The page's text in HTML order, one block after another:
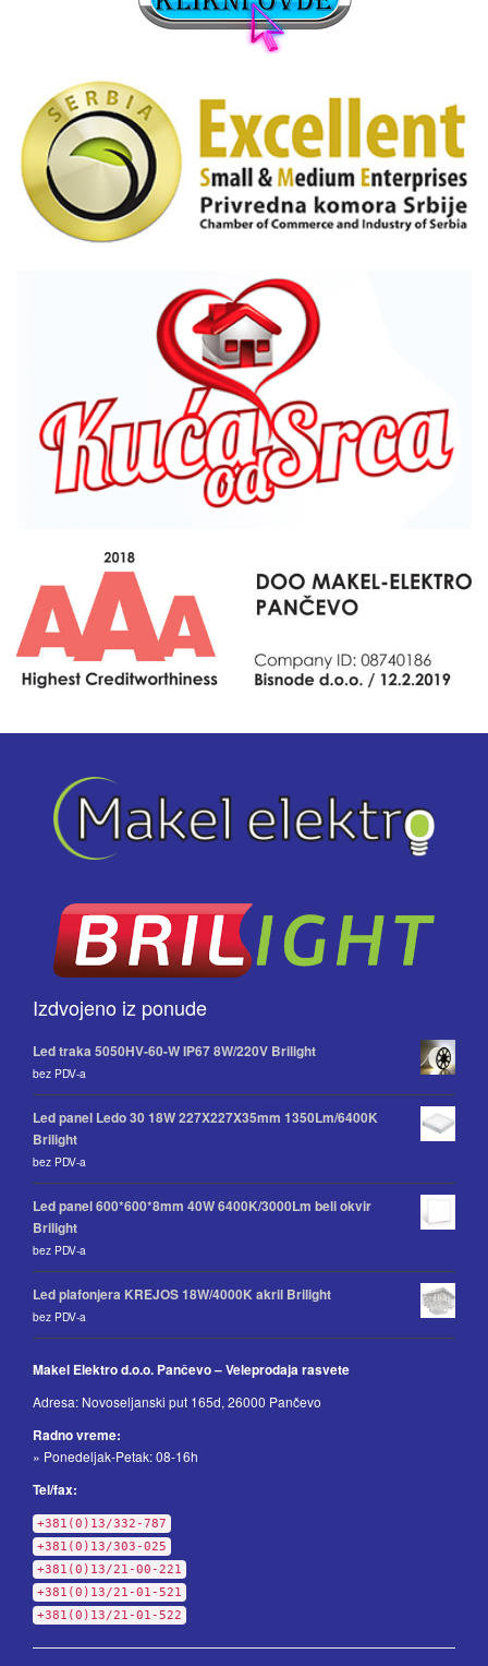
Izdvojeno iz ponude
Led traka 5050HV-60-W IP67 8W/220V Brilight
bez PDV-a
Led panel Ledo 30 18W 227X227X35mm 1350Lm/6400K
Brilight
bez PDV-a
Led panel 600*600*8mm 40W 6400K/3000Lm beli okvir
Brilight
bez PDV-a
Led plafonjera KREJOS 18W/4000K akril Brilight
bez PDV-a
Makel Elektro d.o.o. Pančevo – Veleprodaja rasvete
Adresa: Novoseljanski put 165d, 26000 Pančevo
Radno vreme:
» Ponedeljak-Petak: 08-16h
Tel/fax:
+381(0)13/332-787
+381(0)13/303-025
+381(0)13/21-00-221
+381(0)13/21-01-521
+381(0)13/21-01-522